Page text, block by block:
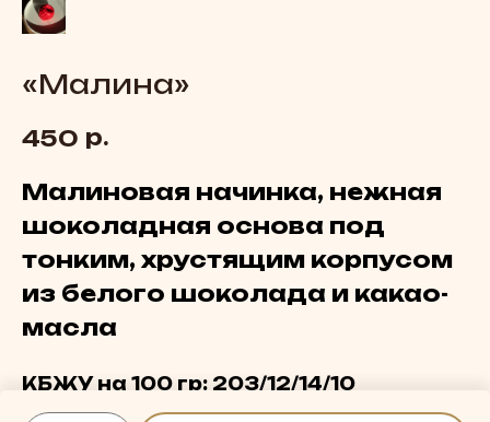
«Малина»
450 р.
Малиновая начинка, нежная
шоколадная основа под
тонким, хрустящим корпусом
из белого шоколада и какао-
масла
КБЖУ на 100 гр: 203/12/14/10